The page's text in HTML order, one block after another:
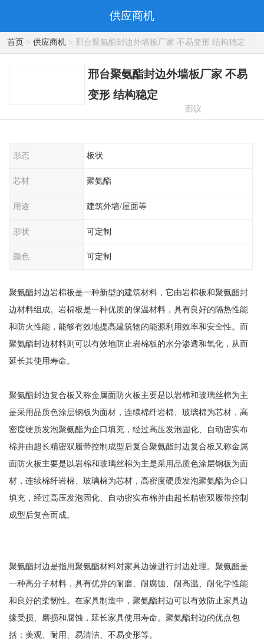
供应商机
首页> 供应商机> 邢台聚氨酯封边外墙板厂家 不易变形 结构稳定
邢台聚氨酯封边外墙板厂家 不易
变形 结构稳定
面议
形态 板状
芯材 聚氨酯
用途 建筑外墙/屋面等
形状 可定制
颜色 可定制
聚氨酯封边岩棉板是一种新型的建筑材料，它由岩棉板和聚氨酯封
边材料组成。岩棉板是一种优质的保温材料，具有良好的隔热性能
和防火性能，能够有效地提高建筑物的能源利用效率和安全性。而
聚氨酯封边材料则可以有效地防止岩棉板的水分渗透和氧化，从而
延长其使用寿命。
聚氨酯封边复合板又称金属面防火板主要是以岩棉和玻璃丝棉为主
是采用品质色涂层钢板为面材，连续棉纤岩棉、玻璃棉为芯材，高
密度硬质发泡聚氨酯为企口填充，经过高压发泡固化、自动密实布
棉并由超长精密双履带控制成型后复合聚氨酯封边复合板又称金属
面防火板主要是以岩棉和玻璃丝棉为主是采用品质色涂层钢板为面
材，连续棉纤岩棉、玻璃棉为芯材，高密度硬质发泡聚氨酯为企口
填充，经过高压发泡固化、自动密实布棉并由超长精密双履带控制
成型后复合而成。
聚氨酯封边是指用聚氨酯材料对家具边缘进行封边处理。聚氨酯是
一种高分子材料，具有优异的耐磨、耐腐蚀、耐高温、耐化学性能
和良好的柔韧性。在家具制造中，聚氨酯封边可以有效防止家具边
缘受损、磨损和腐蚀，延长家具使用寿命。聚氨酯封边的优点包
括：美观、耐用、易清洁、不易变形等。